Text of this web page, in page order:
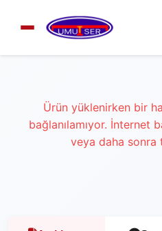
Ürün yüklenirken bir
bağlanılamıyor. İnternet
veya daha sonra